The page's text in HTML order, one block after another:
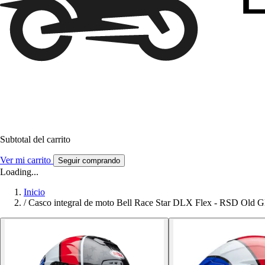
Subtotal del carrito
Ver mi carrito Seguir comprando
Loading...
Inicio
/ Casco integral de moto Bell Race Star DLX Flex - RSD Old